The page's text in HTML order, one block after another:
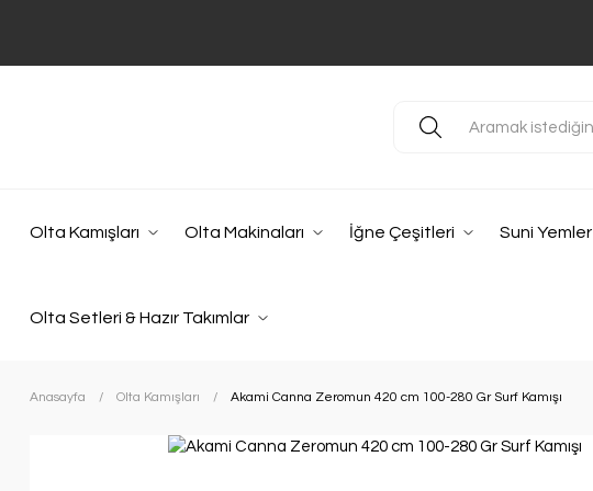
Olta Kamışları Olta Makinaları İğne Çeşitleri Suni Yemler
Olta Setleri & Hazır Takımlar
Anasayfa Olta Kamışları Akami Canna Zeromun 420 cm 100-280 Gr Surf Kamışı